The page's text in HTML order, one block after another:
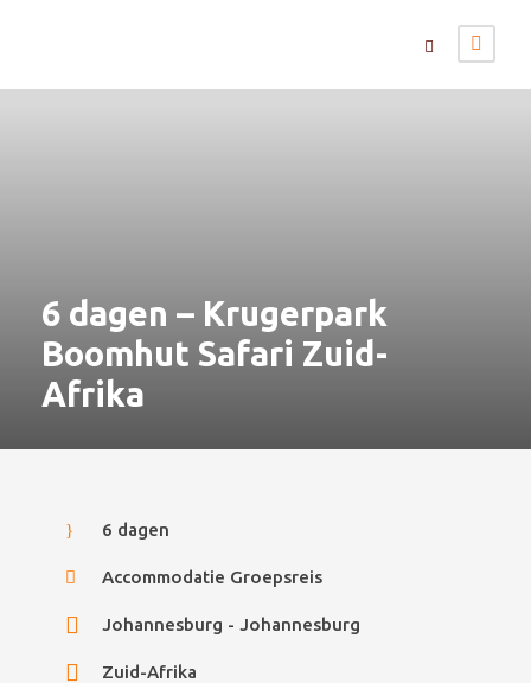
6 dagen – Krugerpark
Boomhut Safari Zuid-
Afrika
6 dagen
Accommodatie Groepsreis
Johannesburg - Johannesburg
Zuid-Afrika